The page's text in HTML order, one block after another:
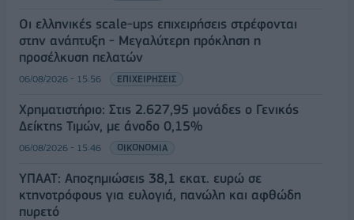
Οι ελληνικές scale-ups επιχειρήσεις στρέφονται
στην ανάπτυξη - Μεγαλύτερη πρόκληση η
προσέλκυση πελατών
06/08/2026 - 15:56 ΕΠΙΧΕΙΡΗΣΕΙΣ
Χρηματιστήριο: Στις 2.627,95 μονάδες ο Γενικός
Δείκτης Τιμών, με άνοδο 0,15%
06/08/2026 - 15:46 ΟΙΚΟΝΟΜΙΑ
ΥΠΑΑΤ: Αποζημιώσεις 38,1 εκατ. ευρώ σε
κτηνοτρόφους για ευλογιά, πανώλη και αφθώδη
πυρετό